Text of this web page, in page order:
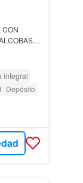
integral
Depósito